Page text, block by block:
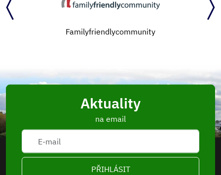
Familyfriendlycommunity
Aktuality
na email
PŘIHLÁSIT